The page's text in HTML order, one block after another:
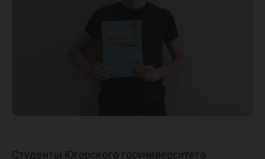
бронза
Студенты Югорского госуниверситета